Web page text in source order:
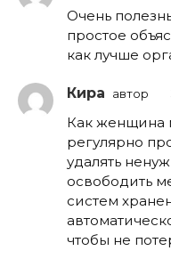
Очень
простое
как лучше
Кира автор
Как женщина
регулярно
удалять
освободить
систем
чтобы не